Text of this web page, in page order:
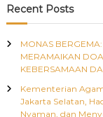
r
c
f
:
Recent Posts
MONAS
MERAMAIKAN
KEBERSAMAAN
Kementerian
Jakarta Selatan,
Nyaman, dan